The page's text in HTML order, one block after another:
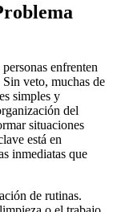
enfrenten
veto, muchas de
simples y
del
situaciones
está en
inmediatas que
de rutinas.